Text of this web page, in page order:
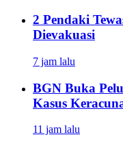
2 Pendaki
Dievakuasi
7 jam lalu
BGN Buka
Kasus
11 jam lalu